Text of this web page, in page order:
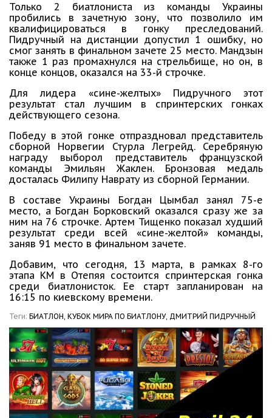
Только 2 биатлониста из команды Украины
пробились в зачетную зону, что позволило им
квалифицироваться в гонку преследований.
Пидручный на дистанции допустил 1 ошибку, но
смог занять в финальном зачете 25 место. Мандзын
также 1 раз промахнулся на стрельбище, но он, в
конце концов, оказался на 33-й строчке.
Для лидера «сине-желтых» Пидручного этот
результат стал лучшим в спринтерских гонках
действующего сезона.
Победу в этой гонке отпраздновал представитель
сборной Норвегии Стурла Легрейд. Серебряную
награду выборол представитель французской
команды Эмильян Жаклен. Бронзовая медаль
досталась Филипу Наврату из сборной Германии.
В составе Украины Богдан Цымбал занял 75-е
место, а Богдан Борковский оказался сразу же за
ним на 76 строчке. Артем Тищенко показал худший
результат среди всей «сине-желтой» команды,
заняв 91 место в финальном зачете.
Добавим, что сегодня, 13 марта, в рамках 8-го
этапа КМ в Отепяя состоится спринтерская гонка
среди биатлонисток. Ее старт запланирован на
16:15 по киевскому времени.
Теги: БИАТЛОН, КУБОК МИРА ПО БИАТЛОНУ, ДМИТРИЙ ПИДРУЧНЫЙ